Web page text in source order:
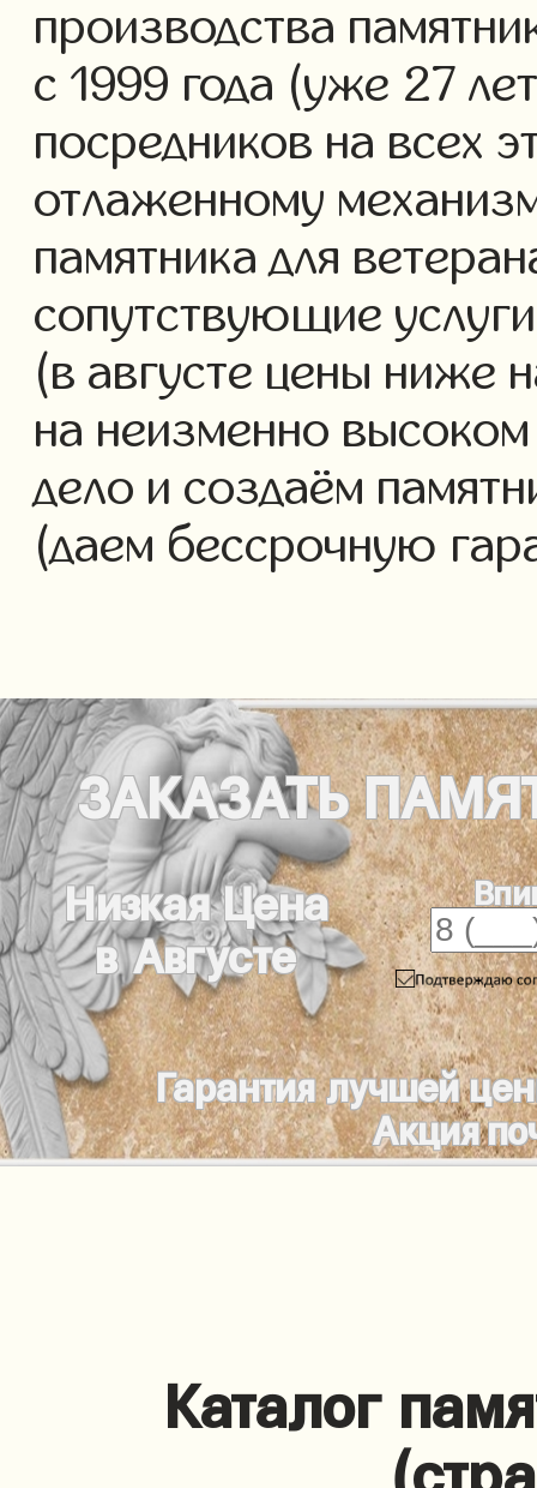
производства
с 1999 года (уже 27
посредников на всех
отлаженному
памятника для
сопутствующие
(в августе цены ниже
на неизменно
дело и создаём
(даем бессрочную
ЗАКАЗАТЬ
Низкая Цена
в Августе
Гарантия лучшей
Акция
Каталог